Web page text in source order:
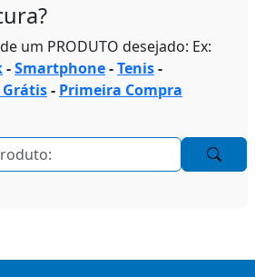
um PRODUTO desejado: Ex:
-Smartphone-Tenis-
Grátis- Primeira Compra